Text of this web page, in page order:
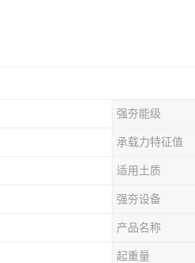
强夯能级
承载力特征值
适用土质
强夯设备
产品名称
起重量